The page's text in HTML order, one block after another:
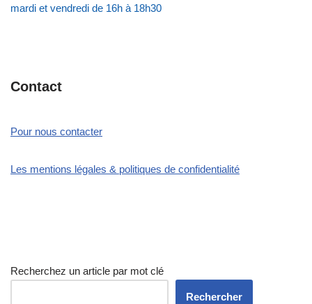
mardi et vendredi de 16h à 18h30
Contact
Pour nous contacter
Les mentions légales & politiques de confidentialité
Recherchez un article par mot clé
Rechercher